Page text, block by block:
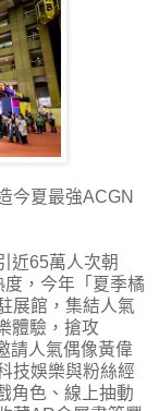
今夏最強ACGN
近65萬人次朝
，今年「夏季橘
展館，集結人氣
體驗，搶攻
請人氣偶像黃偉
技娛樂與粉絲經
角色、線上抽動